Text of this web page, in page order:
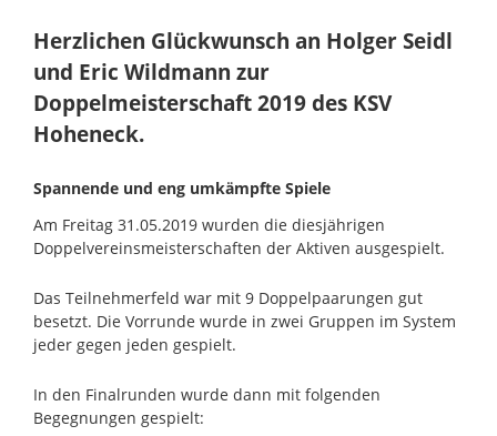
Herzlichen Glückwunsch an Holger Seidl
und Eric Wildmann zur
Doppelmeisterschaft 2019 des KSV
Hoheneck.
Spannende und eng umkämpfte Spiele
Am Freitag 31.05.2019 wurden die diesjährigen
Doppelvereinsmeisterschaften der Aktiven ausgespielt.
Das Teilnehmerfeld war mit 9 Doppelpaarungen gut
besetzt. Die Vorrunde wurde in zwei Gruppen im System
jeder gegen jeden gespielt.
In den Finalrunden wurde dann mit folgenden
Begegnungen gespielt: